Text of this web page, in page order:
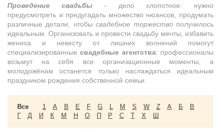
Проведение свадьбы - дело хлопотное: нужно
предусмотреть и предугадать множество нюансов, продумать
различные детали, чтобысвадебное торжествополучилось
идеальным. Организовать и провести свадьбу мечты, избавить
жениха и невесту от лишних волнений помогут
специализированныесвадебные агентства: профессионалы
возьмут на себя все организационные моменты, а
молодожёнам останется только наслаждаться идеальным
праздником рождения собственной семьи.
Все 1 A B E F G L M S W Z А Б
В
Г
Д И К М Н О П Р С Т Х Ш